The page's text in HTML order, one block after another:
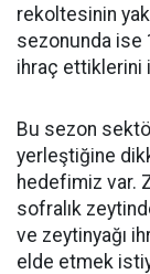
rekoltesinin
sezonunda ise
ihraç ettiklerini
Bu sezon
yerleştiğine
hedefimiz var.
sofralık
ve zeytinyağı
elde etmek